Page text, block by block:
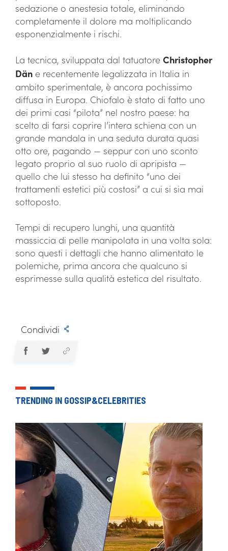
sedazione o anestesia totale, eliminando
completamente il dolore ma moltiplicando
esponenzialmente i rischi.
La tecnica, sviluppata dal tatuatore Christopher
Dän e recentemente legalizzata in Italia in
ambito sperimentale, è ancora pochissimo
diffusa in Europa. Chiofalo è stato di fatto uno
dei primi casi “pilota” nel nostro paese: ha
scelto di farsi coprire l’intera schiena con un
grande mandala in una seduta durata quasi
otto ore, pagando — seppur con uno sconto
legato proprio al suo ruolo di apripista —
quello che lui stesso ha definito “uno dei
trattamenti estetici più costosi” a cui si sia mai
sottoposto.
Tempi di recupero lunghi, una quantità
massiccia di pelle manipolata in una volta sola:
sono questi i dettagli che hanno alimentato le
polemiche, prima ancora che qualcuno si
esprimesse sulla qualità estetica del risultato.
Condividi
TRENDING IN GOSSIP&CELEBRITIES